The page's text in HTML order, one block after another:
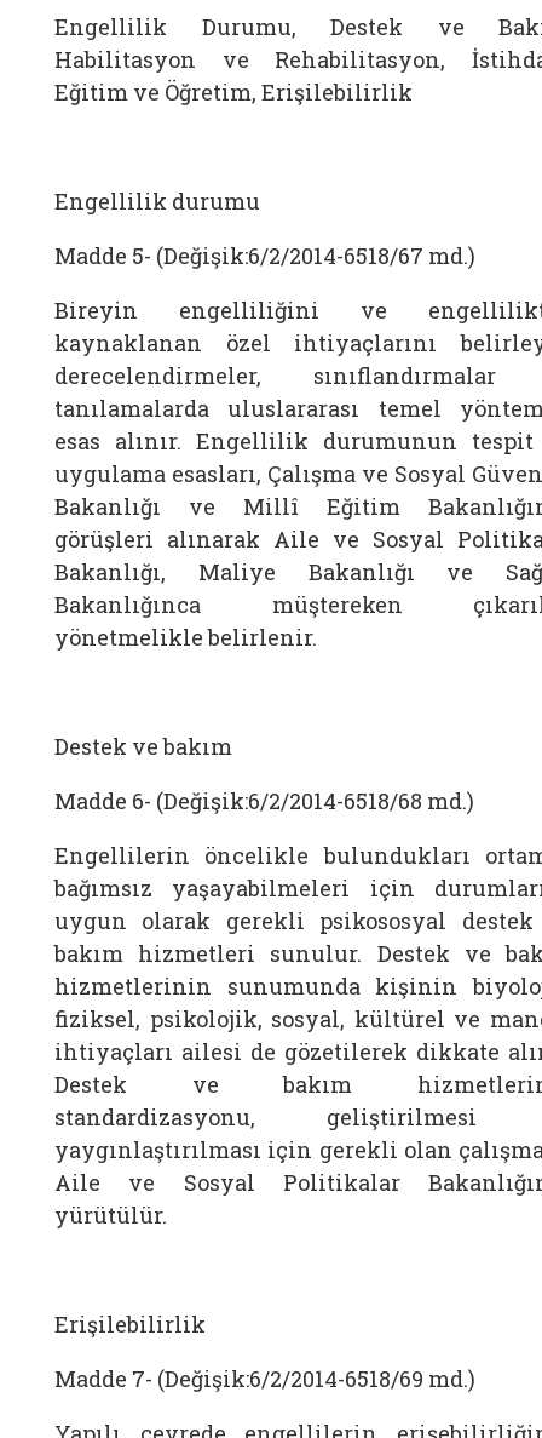
Engellilik Durumu, Destek ve
Habilitasyon ve Rehabilitasyon,
Eğitim ve Öğretim, Erişilebilirlik
Engellilik durumu
Madde 5- (Değişik:6/2/2014-6518/67 md.)
Bireyin engelliliğini ve
kaynaklanan özel ihtiyaçlarını
derecelendirmeler, sınıflandırmalar
tanılamalarda uluslararası temel
esas alınır. Engellilik durumunun
uygulama esasları, Çalışma ve Sosyal
Bakanlığı ve Millî Eğitim
görüşleri alınarak Aile ve Sosyal
Bakanlığı, Maliye Bakanlığı ve
Bakanlığınca müştereken
yönetmelikle belirlenir.
Destek ve bakım
Madde 6- (Değişik:6/2/2014-6518/68 md.)
Engellilerin öncelikle bulundukları
bağımsız yaşayabilmeleri için
uygun olarak gerekli psikososyal
bakım hizmetleri sunulur. Destek ve
hizmetlerinin sunumunda kişinin
fiziksel, psikolojik, sosyal, kültürel ve
ihtiyaçları ailesi de gözetilerek dikkate
Destek ve bakım
standardizasyonu, geliştirilmesi
yaygınlaştırılması için gerekli olan
Aile ve Sosyal Politikalar
yürütülür.
Erişilebilirlik
Madde 7- (Değişik:6/2/2014-6518/69 md.)